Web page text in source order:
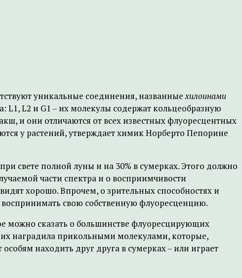
уникальные соединения, названныехилоинами
L1, L2 и G1 – их молекулы содержат кольцеобразную
и они отличаются от всех известных флуоресцентных
у растений, утверждает химик Норберто Пепорине
свете полной луны и на 30% в сумерках. Этого должно
части спектра и о восприимчивости
хорошо. Впрочем, о зрительных способностях и
свою собственную флуоресценцию.
можно сказать о большинстве флуоресцирующих
их наградила прикольными молекулами, которые,
находить друг друга в сумерках – или играет